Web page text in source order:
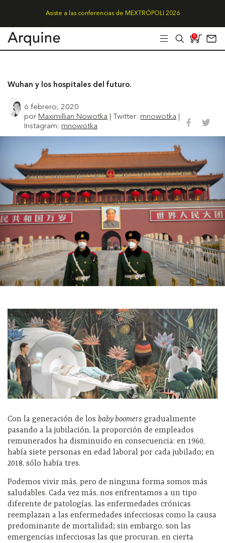
Asiste a las conferencias de MEXTRÓPOLI 2026
0
Wuhan y los hospitales del futuro.
6 febrero, 2020
por Maximillian Nowotka | Twitter: mnowotka |
Instagram: mnowotka
Con la generación de los baby boomers gradualmente
pasando a la jubilación, la proporción de empleados
remunerados ha disminuido en consecuencia: en 1960,
había siete personas en edad laboral por cada jubilado; en
2018, sólo había tres.
Podemos vivir más, pero de ninguna forma somos más
saludables. Cada vez más, nos enfrentamos a un tipo
diferente de patologías, las enfermedades crónicas
reemplazan a las enfermedades infecciosas como la causa
predominante de mortalidad; sin embargo, son las
emergencias infecciosas las que procuran, en cierta